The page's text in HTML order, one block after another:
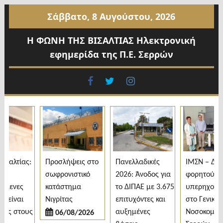
περιεχόμενο
Σάββατο, 8 Αυγούστου, 2026
Η ΦΩΝΗ ΤΗΣ ΒΙΣΑΛΤΙΑΣ Ηλεκτρονική
εφημερίδα της Π.Ε. Σερρών
facebook
twitter
στους
Προσλήψεις στο
σωφρονιστικό
κατάστημα
Νιγρίτας
06/08/2026
Πανελλαδικές
2026: Άνοδος για
το ΔΙΠΑΕ με 3.675
επιτυχόντες και
αυξημένες
ΙΜΣΝ –
φορητού
στο Γενικό
Νοσοκομείο